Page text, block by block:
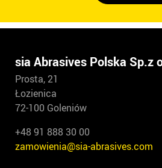
sia Abrasives Polska Sp.z
Prosta, 21
Łozienica
72-100 Goleniów
+48 91 888 30 00
zamowienia@sia-abrasives.com